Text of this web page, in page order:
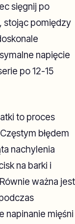
sięgnij po
stojąc pomiędzy
napięcie
po 12-15
to proces
błędem
nachylenia
na barki i
ważna jest
napinanie mięśni